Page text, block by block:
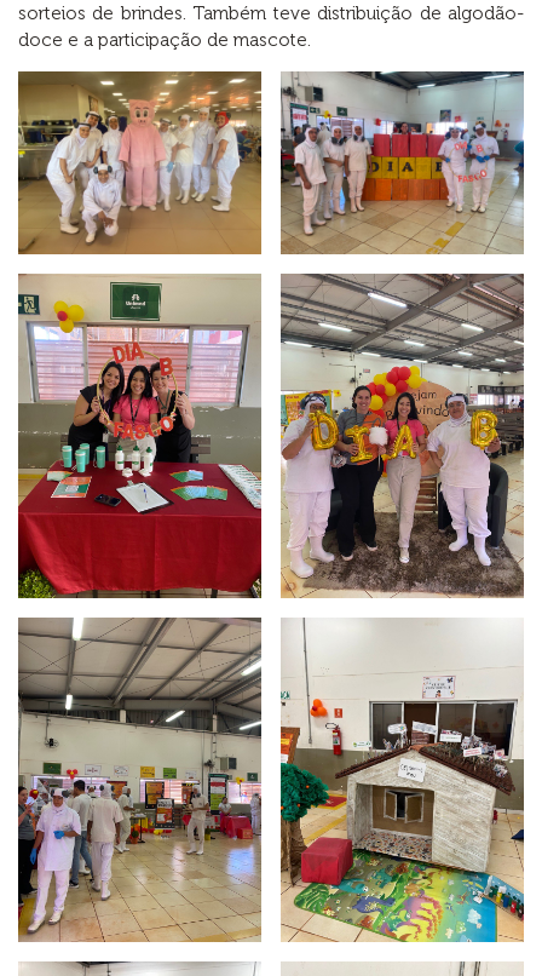
sorteios de brindes. Também teve distribuição de algodão-
doce e a participação de mascote.